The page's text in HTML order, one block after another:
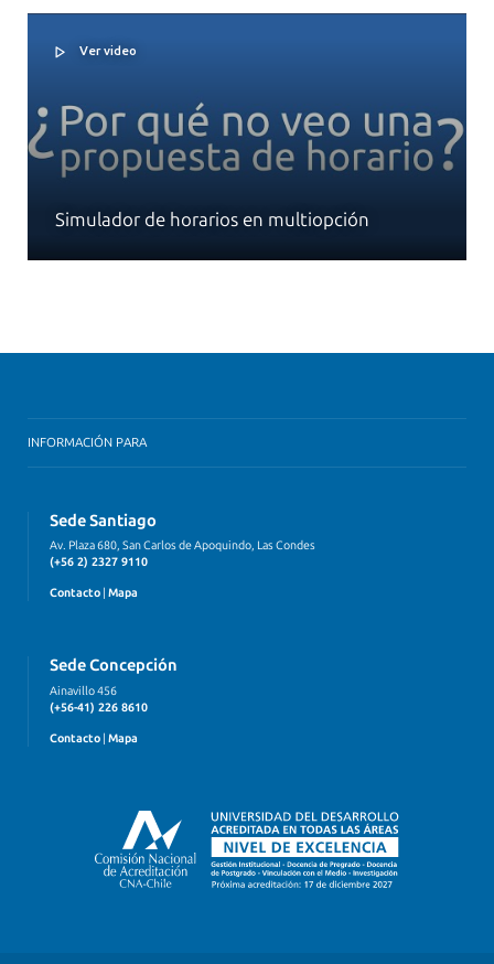
Ver video
Simulador de horarios en multiopción
INFORMACIÓN PARA
Sede Santiago
Av. Plaza 680, San Carlos de Apoquindo, Las Condes
(+56 2) 2327 9110
Contacto Mapa
Sede Concepción
Ainavillo 456
(+56-41) 226 8610
Contacto Mapa